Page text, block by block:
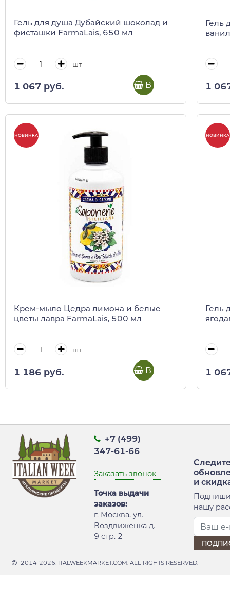
Гель для душа Дубайский шоколад и
фисташки FarmaLais, 650 мл
шт
1 067 руб. В корзину
Гель
1
НОВИНКА
Крем-мыло Цедра лимона и белые
цветы лавра FarmaLais, 500 мл
шт
1 186 руб. В корзину
НОВИНКА
Гель
1
+7 (499)
347-61-66
Заказать звонок
Точка выдачи
заказов:
г. Москва, ул.
Воздвиженка д.
9 стр. 2
и
нашу
2014-2026, ITALWEEKMARKET.COM. ALL RIGHTS RESERVED.